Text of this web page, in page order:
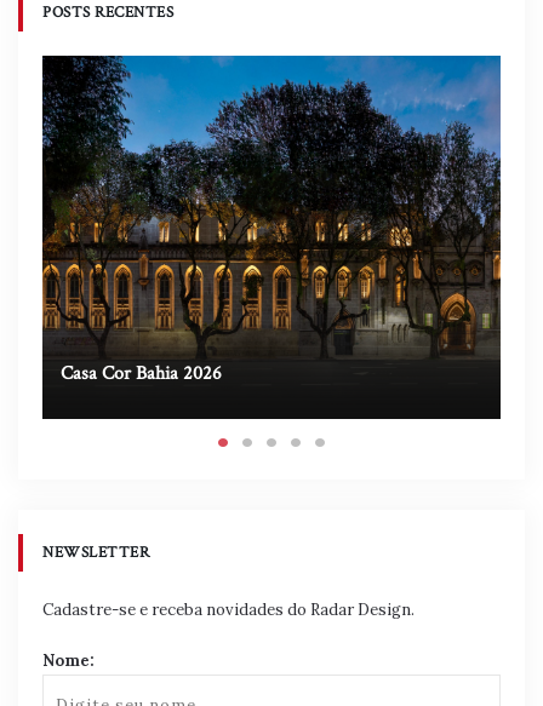
POSTS RECENTES
Casa Cor Bahia 2026
NEWSLETTER
Cadastre-se e receba novidades do Radar Design.
Nome: